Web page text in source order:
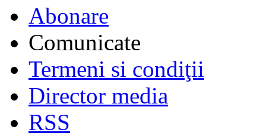
Abonare
Comunicate
Termeni si condiţii
Director media
RSS